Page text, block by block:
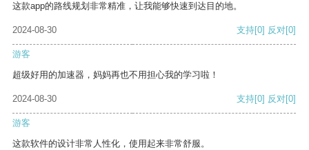
这款app的路线规划非常精准，让我能够快速到达目的地。
2024-08-30 支持[0] 反对[0]
游客
超级好用的加速器，妈妈再也不用担心我的学习啦！
2024-08-30 支持[0] 反对[0]
游客
这款软件的设计非常人性化，使用起来非常舒服。